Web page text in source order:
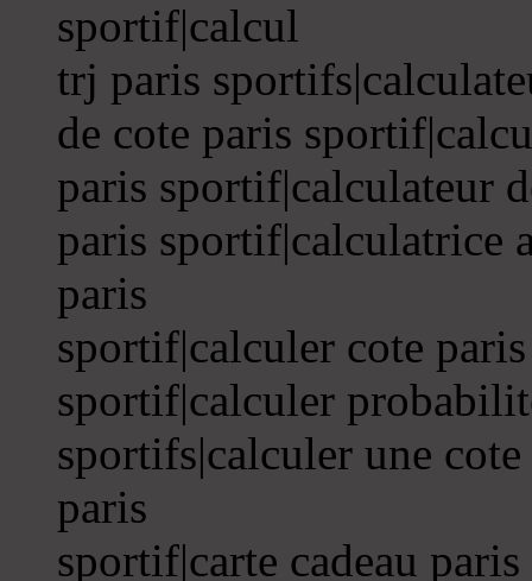
sportif|calcul
trj paris
de cote paris
paris sportif|calculateur
paris sportif|calculatrice
paris
sportif|calculer cote
sportif|calculer
sportifs|calculer une
paris
sportif|carte cadeau